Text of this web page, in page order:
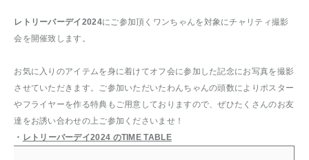
レトリーバーデイ2024にご参加頂くワンちゃんを対象にチャリティ撮影
会を開催致します。
お気に入りのアイテムを身に着けてオフ会に参加した記念にお写真を撮影
させていただきます。ご参加いただいたわんちゃんの頭数によりポスター
やフライヤーを作る特典もご用意しておりますので、ぜひたくさんのお友
達をお誘い合わせの上ご参加くださいませ！
・ レトリーバーデイ2024 のTIME TABLE